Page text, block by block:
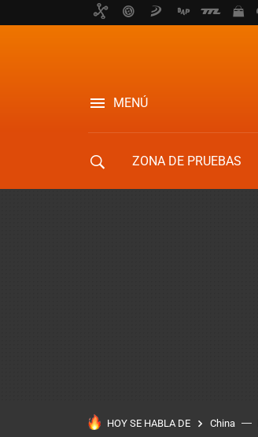
MENÚ
ZONA DE PRUEBAS
HOY SE HABLA DE China